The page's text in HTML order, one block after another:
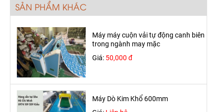
SẢN PHẨM KHÁC
Máy máy cuộn vải tự động canh biên
trong ngành may mặc
Giá: 50,000 đ
Máy Dò Kim Khổ 600mm